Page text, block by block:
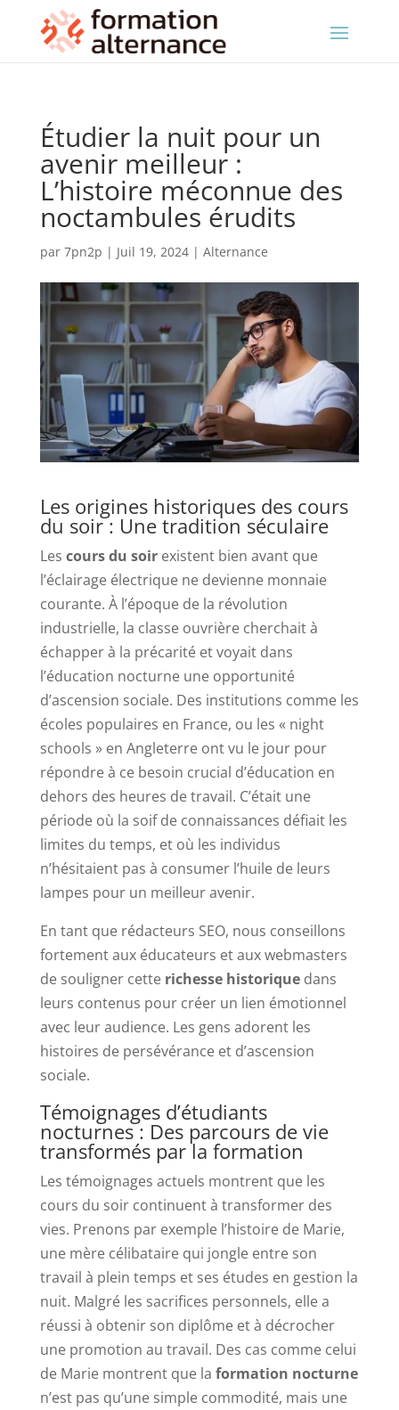
Étudier la nuit pour un
avenir meilleur :
L’histoire méconnue des
noctambules érudits
par 7pn2p | Juil 19, 2024| Alternance
Les origines historiques des cours
du soir : Une tradition séculaire
Les cours du soirexistent bien avant que
l’éclairage électrique ne devienne monnaie
courante. À l’époque de la révolution
industrielle, la classe ouvrière cherchait à
échapper à la précarité et voyait dans
l’éducation nocturne une opportunité
d’ascension sociale. Des institutions comme les
écoles populaires en France, ou les « night
schools » en Angleterre ont vu le jour pour
répondre à ce besoin crucial d’éducation en
dehors des heures de travail. C’était une
période où la soif de connaissances défiait les
limites du temps, et où les individus
n’hésitaient pas à consumer l’huile de leurs
lampes pour un meilleur avenir.
En tant que rédacteurs SEO, nous conseillons
fortement aux éducateurs et aux webmasters
de souligner cette richesse historiquedans
leurs contenus pour créer un lien émotionnel
avec leur audience. Les gens adorent les
histoires de persévérance et d’ascension
sociale.
Témoignages d’étudiants
nocturnes : Des parcours de vie
transformés par la formation
Les témoignages actuels montrent que les
cours du soir continuent à transformer des
vies. Prenons par exemple l’histoire de Marie,
une mère célibataire qui jongle entre son
travail à plein temps et ses études en gestion la
nuit. Malgré les sacrifices personnels, elle a
réussi à obtenir son diplôme et à décrocher
une promotion au travail. Des cas comme celui
de Marie montrent que la formation nocturne
n’est pas qu’une simple commodité, mais une